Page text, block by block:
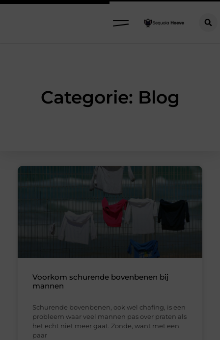
Categorie: Blog
Voorkom schurende bovenbenen bij
mannen
Schurende bovenbenen, ook wel chafing, is een
probleem waar veel mannen pas over praten als
het echt niet meer gaat. Zonde, want met een
paar